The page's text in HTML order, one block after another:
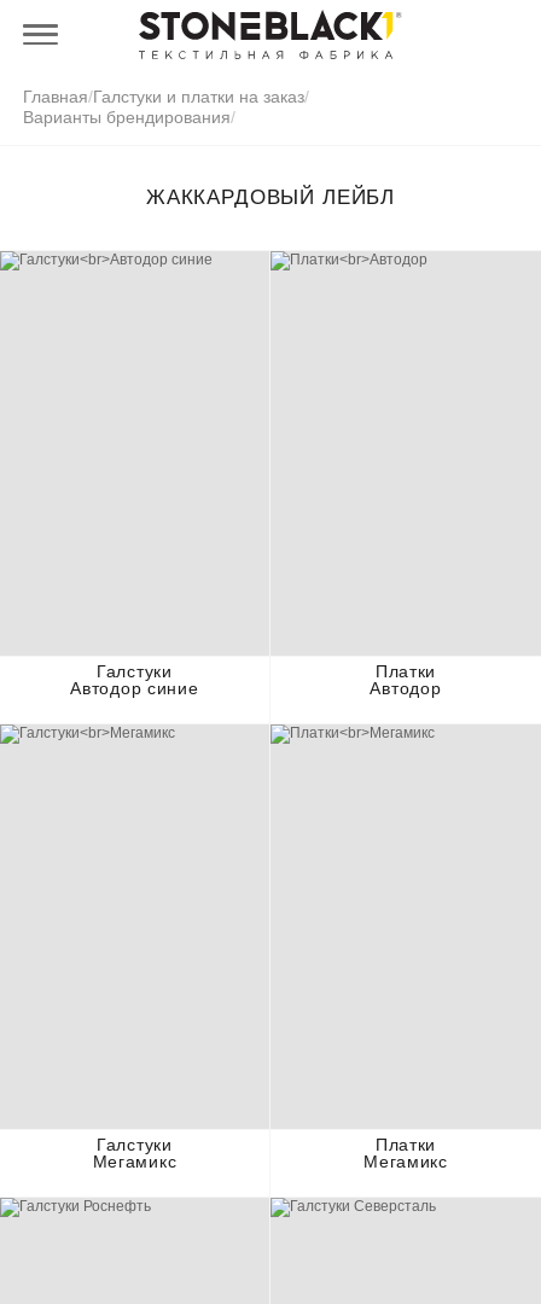
Главная/Галстуки и платки на заказ/
Варианты брендирования/
ЖАККАРДОВЫЙ ЛЕЙБЛ
Галстуки
Автодор синие
Платки
Автодор
Галстуки
Мегамикс
Платки
Мегамикс